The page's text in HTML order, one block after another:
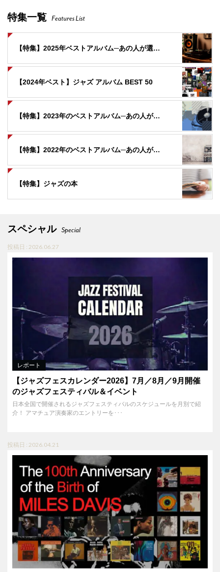
特集一覧 Features List
【特集】2025年ベストアルバム─あの人が選んだ「今年の３作品」
【2024年ベスト】ジャズ アルバム BEST 50
【特集】2023年のベストアルバム─あの人が選ぶ「今年の３作品」
【特集】2022年のベストアルバム─あの人が選んだ 「今年の３作品」
【特集】ジャズの本
スペシャル Special
投稿日 : 2026.06.27
レポート
【ジャズフェスカレンダー2026】7月／8月／9月開催
のジャズフェスティバル＆イベント
日本全国で開催されるジャズフェスティバルのスケジュールを月別で紹
介！ アマチュア演奏家のエントリーを･･･
投稿日 : 2026.04.21